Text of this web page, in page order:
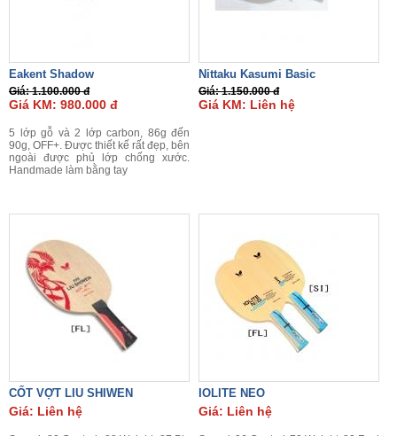
Eakent Shadow
Giá: 1.100.000 đ
Giá KM: 980.000 đ
5 lớp gỗ và 2 lớp carbon, 86g đến
90g, OFF+. Được thiết kế rất đẹp, bên
ngoài được phủ lớp chống xước.
Handmade làm bằng tay
Nittaku Kasumi Basic
Giá: 1.150.000 đ
Giá KM: Liên hệ
CỐT VỢT LIU SHIWEN
Giá: Liên hệ
IOLITE NEO
Giá: Liên hệ